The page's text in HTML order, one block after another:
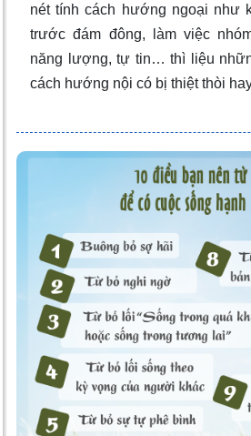
nét tính cách hướng ngoại như
trước đám đông, làm việc
năng lượng, tự tin… thì liệu
cách hướng nội có bị thiệt thòi